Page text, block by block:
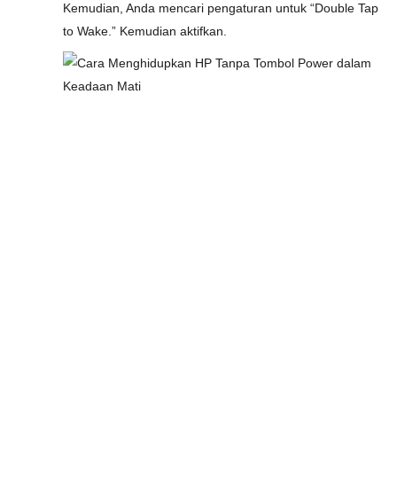
Kemudian, Anda mencari pengaturan untuk “Double Tap
to Wake.” Kemudian aktifkan.